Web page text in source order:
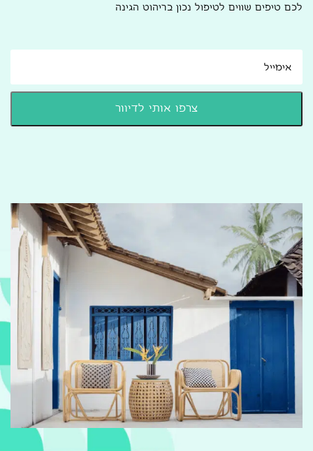
לכם טיפים שווים לטיפול נכון בריהוט הגינה